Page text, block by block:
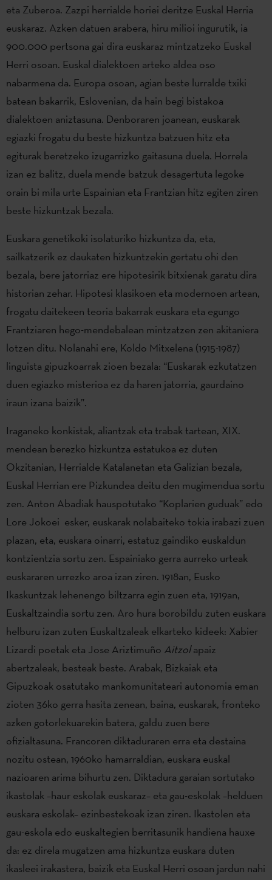
eta Zuberoa. Zazpi herrialde horiei deritze Euskal Herria
euskaraz. Azken datuen arabera, hiru milioi ingurutik, ia
900.000 pertsona gai dira euskaraz mintzatzeko Euskal
Herri osoan. Euskal dialektoen arteko aldea oso
nabarmena da. Europa osoan, agian beste lurralde txiki
batean bakarrik, Eslovenian, da hain begi bistakoa
dialektoen aniztasuna. Denboraren joanean, euskarak
egiazki frogatu du beste hizkuntza batzuen hitz eta
egiturak beretzeko izugarrizko gaitasuna duela. Horrela
izan ez balitz, duela mende batzuk desagertuta legoke
orain bi mila urte Espainian eta Frantzian hitz egiten ziren
beste hizkuntzak bezala.
Euskara genetikoki isolaturiko hizkuntza da, eta,
sailkatzerik ez daukaten hizkuntzekin gertatu ohi den
bezala, bere jatorriaz ere hipotesirik bitxienak garatu dira
historian zehar. Hipotesi klasikoen eta modernoen artean,
frogatu daitekeen teoria bakarrak euskara eta egungo
Frantziaren hego-mendebalean mintzatzen zen akitaniera
lotzen ditu. Nolanahi ere, Koldo Mitxelena (1915-1987)
linguista gipuzkoarrak zioen bezala: “Euskarak ezkutatzen
duen egiazko misterioa ez da haren jatorria, gaurdaino
iraun izana baizik”.
Iraganeko konkistak, aliantzak eta trabak tartean, XIX.
mendean berezko hizkuntza estatukoa ez duten
Okzitanian, Herrialde Katalanetan eta Galizian bezala,
Euskal Herrian ere Pizkundea deitu den mugimendua sortu
zen. Anton Abadiak hauspotutako “Koplarien guduak” edo
Lore Jokoei esker, euskarak nolabaiteko tokia irabazi zuen
plazan, eta, euskara oinarri, estatuz gaindiko euskaldun
kontzientzia sortu zen. Espainiako gerra aurreko urteak
euskararen urrezko aroa izan ziren. 1918an, Eusko
Ikaskuntzak lehenengo biltzarra egin zuen eta, 1919an,
Euskaltzaindia sortu zen. Aro hura borobildu zuten euskara
helburu izan zuten Euskaltzaleak elkarteko kideek: Xabier
Lizardi poetak eta Jose Ariztimuño Aitzolapaiz
abertzaleak, besteak beste. Arabak, Bizkaiak eta
Gipuzkoak osatutako mankomunitateari autonomia eman
zioten 36ko gerra hasita zenean, baina, euskarak, fronteko
azken gotorlekuarekin batera, galdu zuen bere
ofizialtasuna. Francoren diktaduraren erra eta destaina
nozitu ostean, 1960ko hamarraldian, euskara euskal
nazioaren arima bihurtu zen. Diktadura garaian sortutako
ikastolak –haur eskolak euskaraz– eta gau-eskolak –helduen
euskara eskolak– ezinbestekoak izan ziren. Ikastolen eta
gau-eskola edo euskaltegien berritasunik handiena hauxe
da: ez direla mugatzen ama hizkuntza euskara duten
ikasleei irakastera, baizik eta Euskal Herri osoan jardun nahi